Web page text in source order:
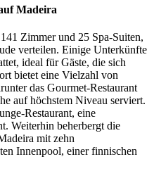
Madeira
Zimmer und 25 Spa-Suiten,
verteilen. Einige Unterkünfte
ideal für Gäste, die sich
bietet eine Vielzahl von
das Gourmet-Restaurant
auf höchstem Niveau serviert.
Restaurant, eine
Weiterhin beherbergt die
mit zehn
Innenpool, einer finnischen